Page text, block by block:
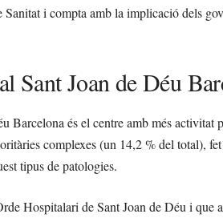
i compta amb la implicació dels
Sant Joan de Déu
Barcelona és el centre amb més
complexes (un 14,2 % del total),
tipus de patologies.
Hospitalari de Sant Joan de Déu i que